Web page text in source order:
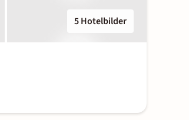
5 Hotelbilder